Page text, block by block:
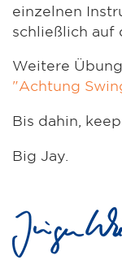
einzelnen
schließlich auf
Weitere
"Achtung
Bis dahin,
Big Jay.